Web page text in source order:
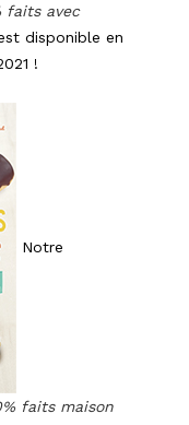
faits avec
disponible en
!
Notre
faits maison